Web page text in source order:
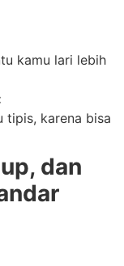
kamu lari lebih
tipis, karena bisa
dan